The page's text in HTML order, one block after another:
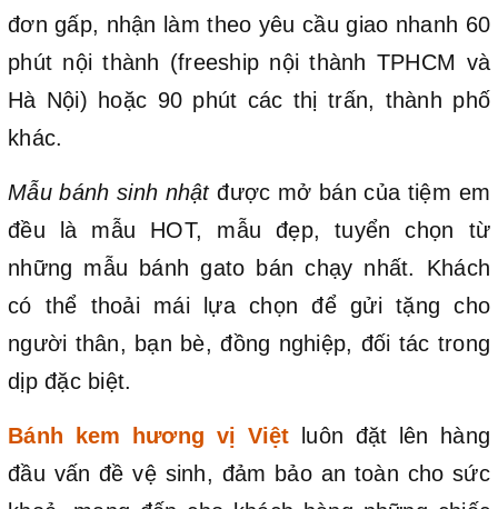
đơn gấp, nhận làm theo yêu cầu giao nhanh 60
phút nội thành (freeship nội thành TPHCM và
Hà Nội) hoặc 90 phút các thị trấn, thành phố
khác.
Mẫu bánh sinh nhậtđược mở bán của tiệm em
đều là mẫu HOT, mẫu đẹp, tuyển chọn từ
những mẫu bánh gato bán chạy nhất. Khách
có thể thoải mái lựa chọn để gửi tặng cho
người thân, bạn bè, đồng nghiệp, đối tác trong
dịp đặc biệt.
Bánh kem hương vị Việt luôn đặt lên hàng
đầu vấn đề vệ sinh, đảm bảo an toàn cho sức